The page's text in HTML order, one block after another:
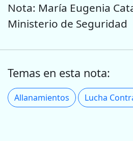
Nota: María Eugenia
Ministerio de Seguridad
Temas en esta nota:
Allanamientos Lucha